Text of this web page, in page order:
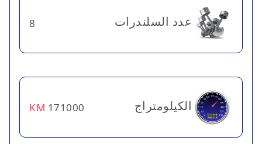
عدد السلندرات 8
الكيلومتراج 171000
KM